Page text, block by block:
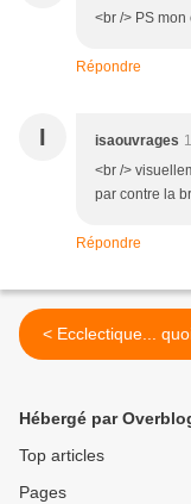
<br /> PS mon
Répondre
I isaouvrages
<br />
par contre la
Répondre
< Ecclectique...
Hébergé par
Top articles
Pages